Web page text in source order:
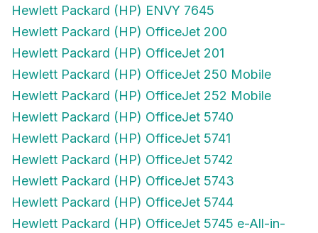
Hewlett Packard (HP) ENVY 7645
Hewlett Packard (HP) OfficeJet 200
Hewlett Packard (HP) OfficeJet 201
Hewlett Packard (HP) OfficeJet 250 Mobile
Hewlett Packard (HP) OfficeJet 252 Mobile
Hewlett Packard (HP) OfficeJet 5740
Hewlett Packard (HP) OfficeJet 5741
Hewlett Packard (HP) OfficeJet 5742
Hewlett Packard (HP) OfficeJet 5743
Hewlett Packard (HP) OfficeJet 5744
Hewlett Packard (HP) OfficeJet 5745 e-All-in-